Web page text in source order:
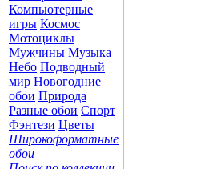
Компьютерные
игры Космос
Мотоциклы
Мужчины Музыка
Небо Подводный
мир Новогодние
обои Природа
Разные обои Спорт
Фэнтези Цветы
Широкоформатные
обои